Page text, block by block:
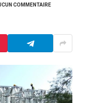
COMMENTAIRE